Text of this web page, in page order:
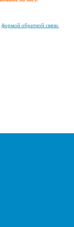
формой обратной связи.